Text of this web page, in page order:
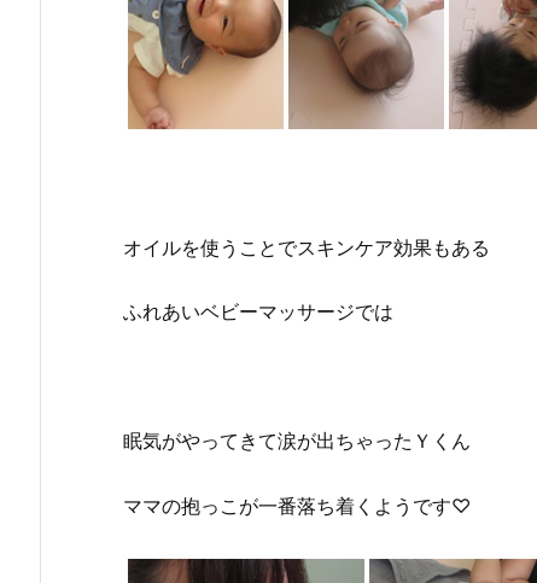
オイルを使うことでスキンケア効果もある
ふれあいベビーマッサージでは
眠気がやってきて涙が出ちゃったＹくん
ママの抱っこが一番落ち着くようです♡